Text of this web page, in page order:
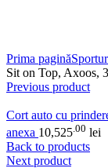
Prima pagină
Sit on Top, Axoos,
Previous product
Cort auto cu
anexa 10,525 .00 lei
Back to products
Next product